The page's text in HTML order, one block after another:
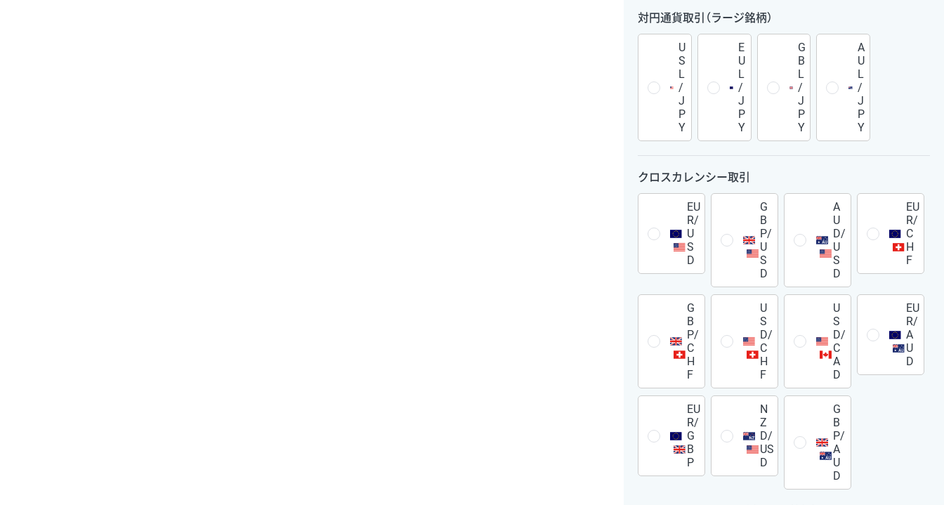
対円通貨取引（ラージ銘柄）
U
S
L
/
J
P
Y
E
U
L
/
J
P
Y
G
B
L
/
J
P
Y
A
U
L
/
J
P
Y
クロスカレンシー取引
EU
R/
U
S
D
G
B
P/
U
S
D
A
U
D/
U
S
D
EU
R/
C
H
F
G
B
P/
C
H
F
U
S
D/
C
H
F
U
S
D/
C
A
D
EU
R/
A
U
D
EU
R/
G
B
P
N
Z
D/
US
D
G
B
P/
A
U
D